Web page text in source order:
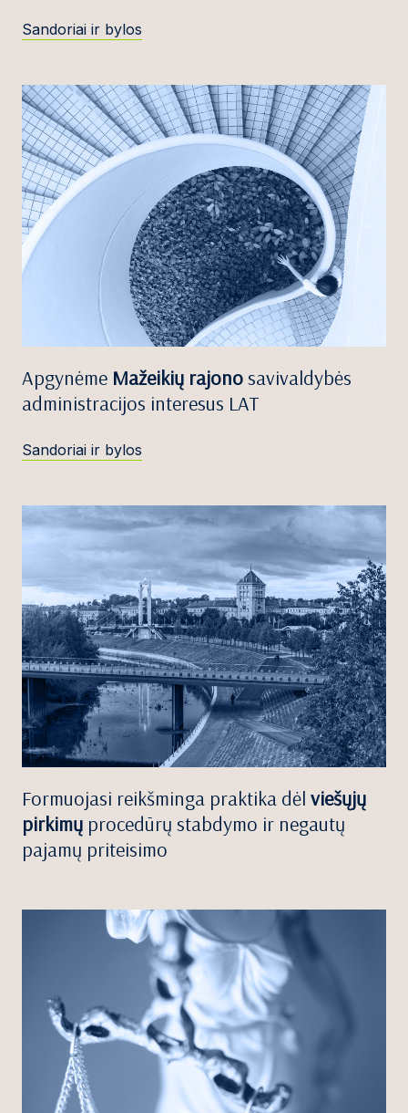
Sandoriai ir bylos
Apgynėme Mažeikių rajonosavivaldybės
administracijos interesus LAT
Sandoriai ir bylos
Formuojasi reikšminga praktika dėl viešųjų
pirkimų procedūrų stabdymo ir negautų
pajamų priteisimo